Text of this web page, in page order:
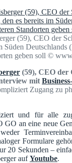
(59), CEO der
Süden
geben soll ©
(59), CEO der
mit
Zugang zu
und für alle
an eine neue
Formulare
20 Sekunden –
aufYoutube.